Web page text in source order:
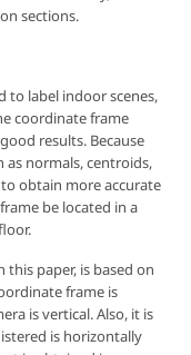
sections.
to label indoor scenes,
coordinate frame
results. Because
as normals, centroids,
obtain more accurate
be located in a
paper, is based on
frame is
is vertical. Also, it is
is horizontally